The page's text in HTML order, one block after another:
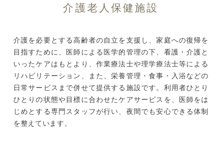
介護老人保健施設
介護を必要とする高齢者の自立を支援し、家庭への復帰を
目指すために、医師による医学的管理の下、看護・介護と
いったケアはもとより、作業療法士や理学療法士等による
リハビリテーション、また、栄養管理・食事・入浴などの
日常サービスまで併せて提供する施設です。利用者ひとり
ひとりの状態や目標に合わせたケアサービスを、医師をは
じめとする専門スタッフが行い、夜間でも安心できる体制
を整えています。